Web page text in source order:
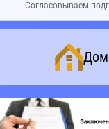
Согласовываем